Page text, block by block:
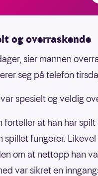
og overraskende
sier mannen
seg på telefon
spesielt og veldig
forteller at han har
spillet fungerer.
om at nettopp han
var sikret en